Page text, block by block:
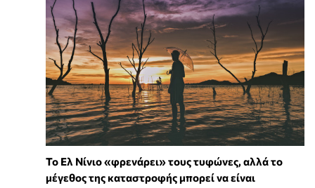
Το Ελ Νίνιο «φρενάρει» τους τυφώνες, αλλά το
μέγεθος της καταστροφής μπορεί να είναι